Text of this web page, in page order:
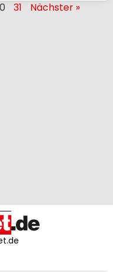
31 Nächster »